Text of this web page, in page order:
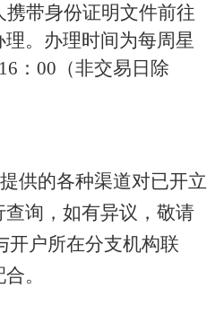
带身份证明文件前往
。办理时间为每周星
：00（非交易日除
供的各种渠道对已开立
询，如有异议，敬请
开户所在分支机构联
。